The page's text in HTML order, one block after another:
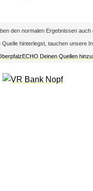
den normalen Ergebnissen auch
hinterlegst, tauchen unsere
Deinen Quellen hinzu!